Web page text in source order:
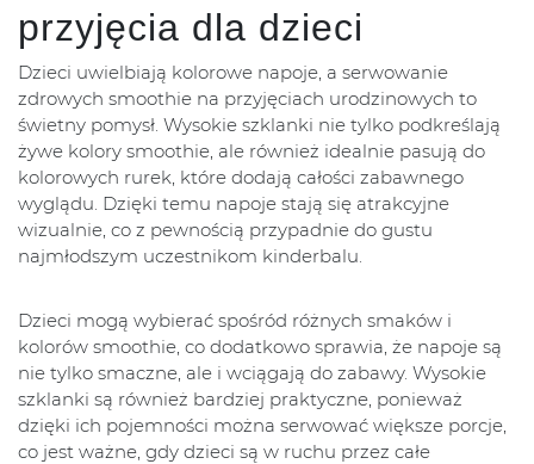
przyjęcia dla dzieci
Dzieci uwielbiają kolorowe napoje, a serwowanie
zdrowych smoothie na przyjęciach urodzinowych to
świetny pomysł. Wysokie szklanki nie tylko podkreślają
żywe kolory smoothie, ale również idealnie pasują do
kolorowych rurek, które dodają całości zabawnego
wyglądu. Dzięki temu napoje stają się atrakcyjne
wizualnie, co z pewnością przypadnie do gustu
najmłodszym uczestnikom kinderbalu.
Dzieci mogą wybierać spośród różnych smaków i
kolorów smoothie, co dodatkowo sprawia, że napoje są
nie tylko smaczne, ale i wciągają do zabawy. Wysokie
szklanki są również bardziej praktyczne, ponieważ
dzięki ich pojemności można serwować większe porcje,
co jest ważne, gdy dzieci są w ruchu przez całe